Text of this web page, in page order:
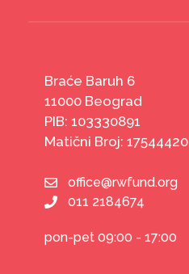
Braće Baruh 6
11000 Beograd
PIB: 103330891
Matični Broj: 17544420
office@rwfund.org
011 2184674
pon-pet 09:00 - 17:00